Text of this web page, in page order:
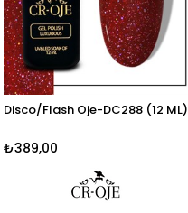
Disco/Flash Oje-DC288 (12 ML)
₺389,00